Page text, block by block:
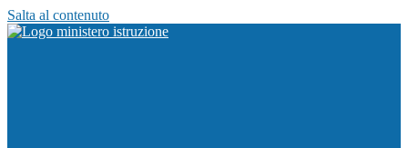
Salta al contenuto